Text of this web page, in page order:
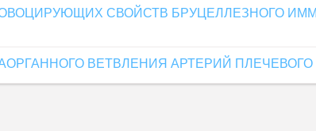
СВОЙСТВ БРУЦЕЛЛЕЗНОГО
ВЕТВЛЕНИЯ АРТЕРИЙ